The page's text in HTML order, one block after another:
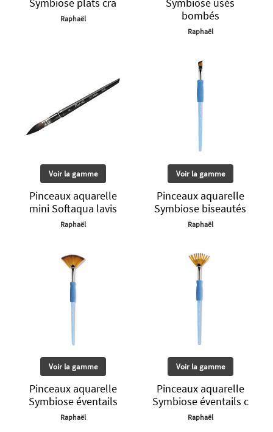
Raphaël
bombés
Raphaël
Voir la gamme
Pinceaux aquarelle
mini Softaqua lavis
Raphaël
Voir la gamme
Pinceaux aquarelle
Symbiose biseautés
Raphaël
Voir la gamme
Pinceaux aquarelle
Symbiose éventails
Raphaël
Voir la gamme
Pinceaux aquarelle
Symbiose éventails c
Raphaël